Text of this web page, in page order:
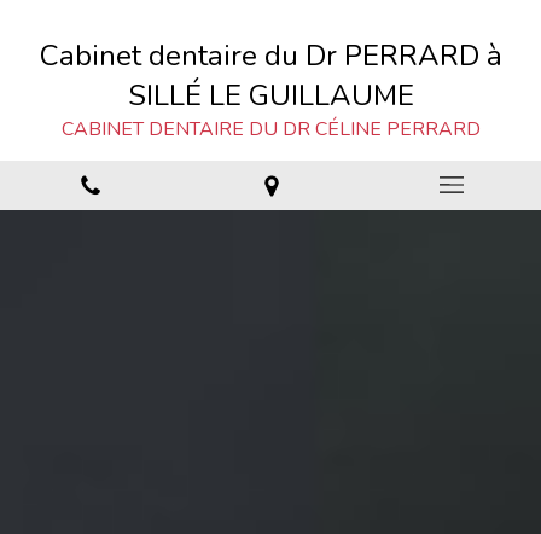
Cabinet dentaire du Dr PERRARD à
SILLÉ LE GUILLAUME
CABINET DENTAIRE DU DR CÉLINE PERRARD